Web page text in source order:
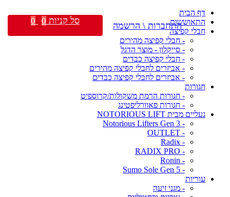
דף הבית
התאוששות
חבלי קפיצה
- חבלי קפיצה מהירים
- סייקלון - מוצר הדגל
- חבלי קפיצה כבדים
- אביזרים לחבלי קפיצה מהירים
- אביזרים לחבלי קפיצה כבדים
חגורות
- חגורות הרמת משקולות/קרוספיט
- חגורות פאוורליפטינג
נעליים מבית NOTORIOUS LIFT
- Notorious Lifters Gen 3
- OUTLET
- Radix
- RADIX PRO
- Ronin
- Sumo Sole Gen 5
עוריות
- מגני זיעה
התחברות \ הרשמה סל קניות 0
0